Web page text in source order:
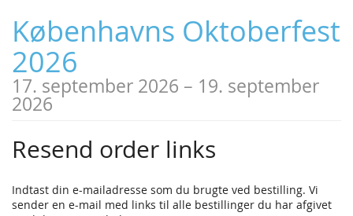
Københavns Oktoberfest
2026
17. september 2026 – 19. september
2026
Resend order links
Indtast din e-mailadresse som du brugte ved bestilling. Vi
sender en e-mail med links til alle bestillinger du har afgivet